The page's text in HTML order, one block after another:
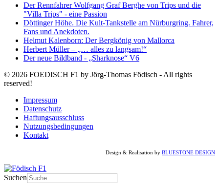
Der Rennfahrer Wolfgang Graf Berghe von Trips und die
"Villa Trips" - eine Passion
Döttinger Höhe. Die Kult-Tankstelle am Nürburgring. Fahrer,
Fans und Anekdoten.
Helmut Kalenborn: Der Bergkönig von Mallorca
Herbert Müller – „… alles zu langsam!“
Der neue Bildband - „Sharknose“ V6
© 2026 FOEDISCH F1 by Jörg-Thomas Födisch - All rights
reserved!
Impressum
Datenschutz
Haftungsausschluss
Nutzungsbedingungen
Kontakt
Design & Realisation by BLUESTONE DESIGN
Suchen